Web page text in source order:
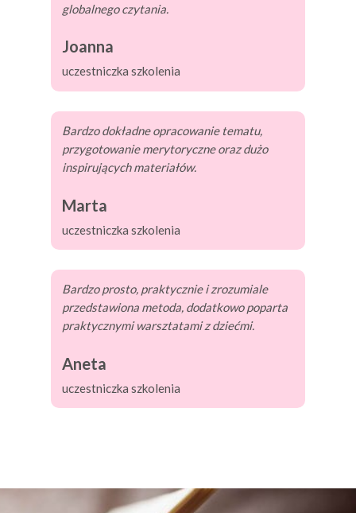
globalnego czytania.
Joanna
uczestniczka szkolenia
Bardzo dokładne opracowanie tematu,
przygotowanie merytoryczne oraz dużo
inspirujących materiałów.
Marta
uczestniczka szkolenia
Bardzo prosto, praktycznie i zrozumiale
przedstawiona metoda, dodatkowo poparta
praktycznymi warsztatami z dziećmi.
Aneta
uczestniczka szkolenia